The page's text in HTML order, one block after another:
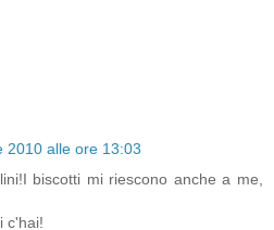
2010 alle ore 13:03
biscotti mi riescono anche a me,
c'hai!